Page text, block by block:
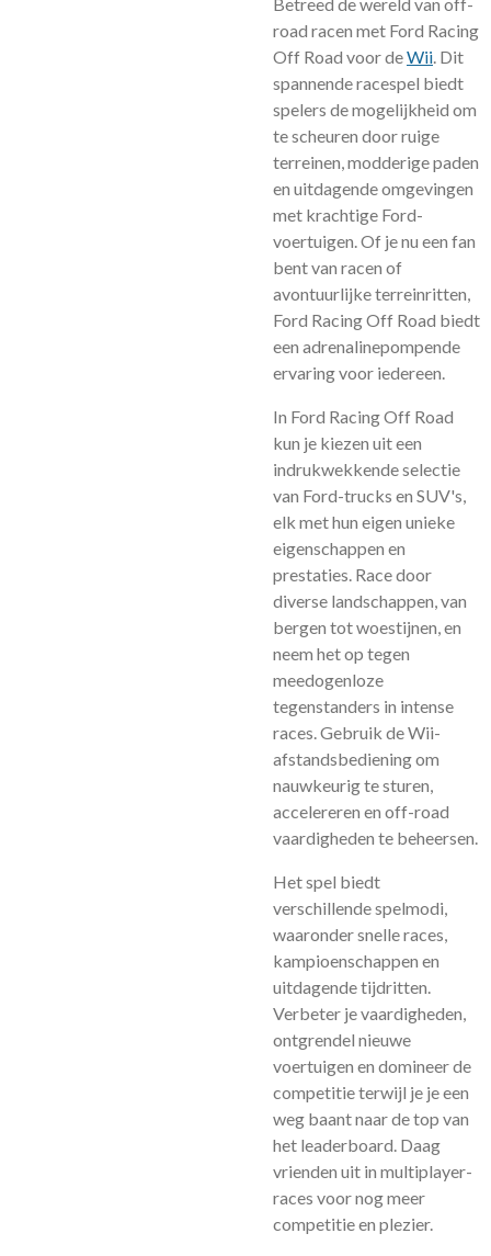
road racen met Ford Racing
Off Road voor deWii. Dit
spannende racespel biedt
spelers de mogelijkheid om
te scheuren door ruige
terreinen, modderige paden
en uitdagende omgevingen
met krachtige Ford-
voertuigen. Of je nu een fan
bent van racen of
avontuurlijke terreinritten,
Ford Racing Off Road biedt
een adrenalinepompende
ervaring voor iedereen.
In Ford Racing Off Road
kun je kiezen uit een
indrukwekkende selectie
van Ford-trucks en SUV's,
elk met hun eigen unieke
eigenschappen en
prestaties. Race door
diverse landschappen, van
bergen tot woestijnen, en
neem het op tegen
meedogenloze
tegenstanders in intense
races. Gebruik de Wii-
afstandsbediening om
nauwkeurig te sturen,
accelereren en off-road
vaardigheden te beheersen.
Het spel biedt
verschillende spelmodi,
waaronder snelle races,
kampioenschappen en
uitdagende tijdritten.
Verbeter je vaardigheden,
ontgrendel nieuwe
voertuigen en domineer de
competitie terwijl je je een
weg baant naar de top van
het leaderboard. Daag
vrienden uit in multiplayer-
races voor nog meer
competitie en plezier.